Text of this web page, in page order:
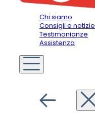
Chi siamo
Consigli e notizie
Testimonianze
Assistenza
Voi siete